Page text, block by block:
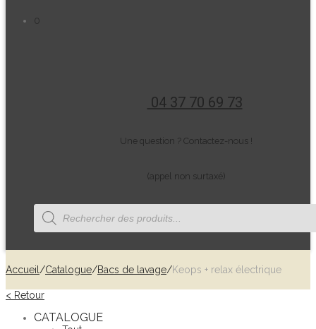
0
04 37 70 69 73
Une question ? Contactez-nous !
(appel non surtaxé)
Recherche
de
produits
Accueil /Catalogue/Bacs de lavage/Keops + relax électrique
< Retour
CATALOGUE